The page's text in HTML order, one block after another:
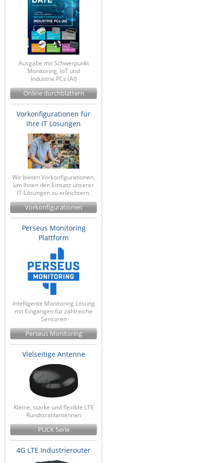
Ausgabe mit Schwerpunkt
Monitoring, IoT und
Industrie PCs (AI)
Online durchblättern
Vorkonfigurationen für
Ihre IT Lösungen
Wir bieten Vorkonfigurationen,
um Ihnen den Einsatz unserer
IT-Lösungen zu erleichtern.
Vorkonfigurationen
Perseus Monitoring
Plattform
Intelligente Monitoring Lösung
mit Eingängen für zahlreiche
Sensoren
Perseus Monitoring
Vielseitige Antenne
Kleine, starke und flexible LTE
Rundstrahlantennen
PUCK Serie
4G LTE Industrierouter